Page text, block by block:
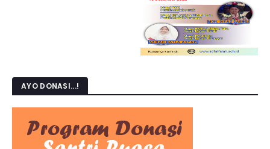
AYO DONASI...!